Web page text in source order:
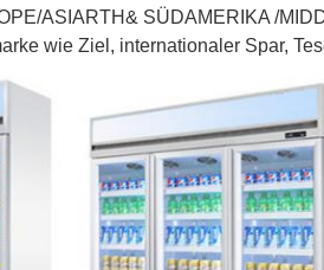
ASIARTH& SÜDAMERIKA /
wie Ziel, internationaler Spar,